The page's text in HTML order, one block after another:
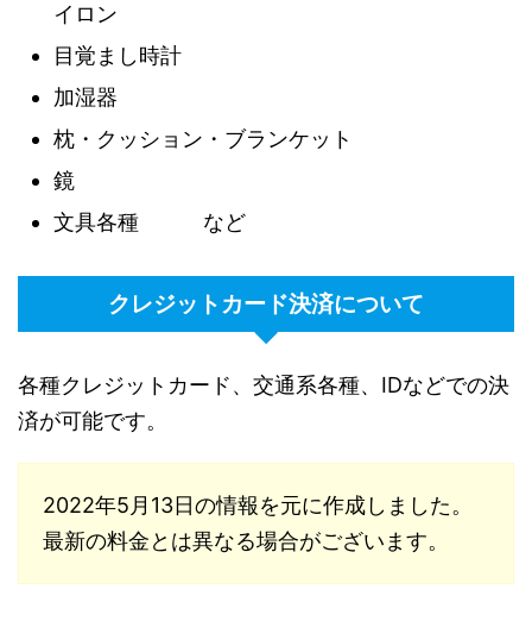
イロン
目覚まし時計
加湿器
枕・クッション・ブランケット
鏡
文具各種 など
クレジットカード決済について
各種クレジットカード、交通系各種、IDなどでの決
済が可能です。
2022年5月13日の情報を元に作成しました。
最新の料金とは異なる場合がございます。